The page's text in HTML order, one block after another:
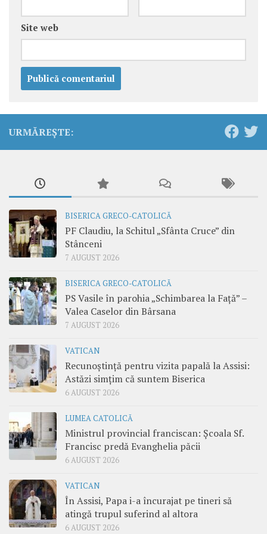
Site web
URMĂREȘTE:
BISERICA GRECO-CATOLICĂ
PF Claudiu, la Schitul „Sfânta Cruce” din
Stânceni
7 AUGUST 2026
BISERICA GRECO-CATOLICĂ
PS Vasile în parohia „Schimbarea la Față” –
Valea Caselor din Bârsana
7 AUGUST 2026
VATICAN
Recunoștință pentru vizita papală la Assisi:
Astăzi simțim că suntem Biserica
6 AUGUST 2026
LUMEA CATOLICĂ
Ministrul provincial franciscan: Școala Sf.
Francisc predă Evanghelia păcii
6 AUGUST 2026
VATICAN
În Assisi, Papa i-a încurajat pe tineri să
atingă trupul suferind al altora
6 AUGUST 2026